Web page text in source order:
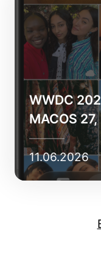
WWDC
MACOS 27,
11.06.2026